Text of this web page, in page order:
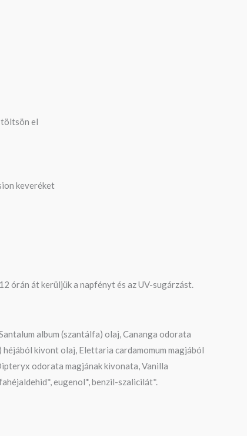
töltsön el
keveréket
órán át kerüljük a napfényt és az UV-sugárzást.
album (szantálfa) olaj, Cananga odorata
kivont olaj, Elettaria cardamomum magjából
odorata magjának kivonata, Vanilla
eugenol*, benzil-szalicilát*.